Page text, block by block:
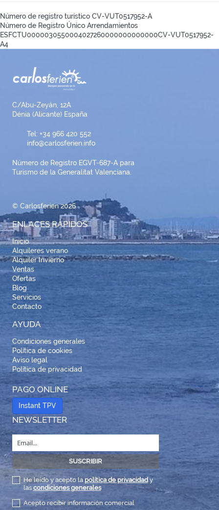
Número de registro turístico CV-VUT0517952-A
Número de Registro Único Arrendamientos
ESFCTU0000030550004027260000000000000CV-VUT0517952-
A4
C/Abu-Zeyán, 12A
Dénia (Alicante) España
Tel: +34 966 420 552
info@carlosferien.info
Número de Registro EGVT-687-A para
Turismo de la Generalitat Valenciana.
© Carlosferien 2026
ENLACES RÁPIDOS
Inicio
Alquileres verano
Alquiler Invierno
Ventas
Ofertas
Blog
Servicios
Contacto
AYUDA
Condiciones generales
Política de cookies
Aviso legal
Política de privacidad
PAGO ONLINE
Instant TPV
NEWSLETTER
He leído y acepto la política de privacidady
las condiciones generales
Acepto recibir información comercial